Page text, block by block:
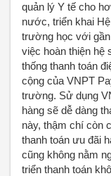
quản lý Y tế cho
nước, triển khai
trường học với
việc hoàn thiện hệ
thống thanh toán
cộng của VNPT
trường. Sử dụng
hàng sẽ dễ dàng
này, thậm chí còn
thanh toán ưu đãi
cũng không nằm
triển thanh toán